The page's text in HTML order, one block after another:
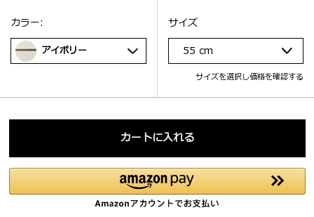
サイズ
選択：
サイズ
55 cm
サイズを選択し価格を確認する
選択：
カラー:
アイボリー
カートに入れる